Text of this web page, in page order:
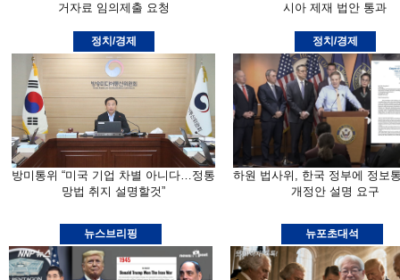
거자료 임의제출 요청
시아 제재 법안 통과
정치/경제
방미통위 “미국 기업 차별 아니다…정통
망법 취지 설명할것”
정치/경제
하원 법사위, 한국 정부에 정보
개정안 설명 요구
뉴스브리핑 뉴포초대석